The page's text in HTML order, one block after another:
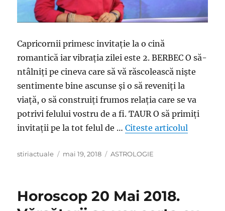
Capricornii primesc invitație la o cină
romantică iar vibrația zilei este 2. BERBEC O să-
ntâlniţi pe cineva care să vă răscolească nişte
sentimente bine ascunse şi o să reveniţi la
viaţă, o să construiţi frumos relaţia care se va
potrivi felului vostru de a fi. TAUR O să primiţi
invitaţii pe la tot felul de …Citeste articolul
Author
stiriactuale
Posted
mai 19, 2018 Categories
ASTROLOGIE
Horoscop 20 Mai 2018.